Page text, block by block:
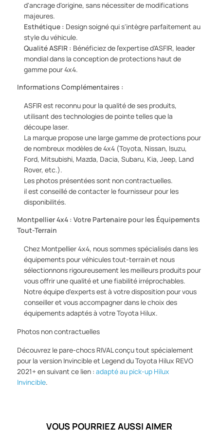
d'ancrage d'origine, sans nécessiter de modifications
majeures.
Esthétique : Design soigné qui s'intègre parfaitement au
style du véhicule.
Qualité ASFIR : Bénéficiez de l'expertise d'ASFIR, leader
mondial dans la conception de protections haut de
gamme pour 4x4.
Informations Complémentaires :
ASFIR est reconnu pour la qualité de ses produits,
utilisant des technologies de pointe telles que la
découpe laser.
La marque propose une large gamme de protections pour
de nombreux modèles de 4x4 (Toyota, Nissan, Isuzu,
Ford, Mitsubishi, Mazda, Dacia, Subaru, Kia, Jeep, Land
Rover, etc.).
Les photos présentées sont non contractuelles.
il est conseillé de contacter le fournisseur pour les
disponibilités.
Montpellier 4x4 : Votre Partenaire pour les Équipements
Tout-Terrain
Chez Montpellier 4x4, nous sommes spécialisés dans les
équipements pour véhicules tout-terrain et nous
sélectionnons rigoureusement les meilleurs produits pour
vous offrir une qualité et une fiabilité irréprochables.
Notre équipe d'experts est à votre disposition pour vous
conseiller et vous accompagner dans le choix des
équipements adaptés à votre Toyota Hilux.
Photos non contractuelles
Découvrez le pare-chocs RIVAL conçu tout spécialement
pour la version Invincible et Legend du Toyota Hilux REVO
2021+ en suivant ce lien : adapté au pick-up Hilux
Invincible.
VOUS POURRIEZ AUSSI AIMER